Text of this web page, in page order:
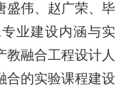
盛伟、赵广荣、毕
业建设内涵与实
教融合工程设计人
合的实验课程建设